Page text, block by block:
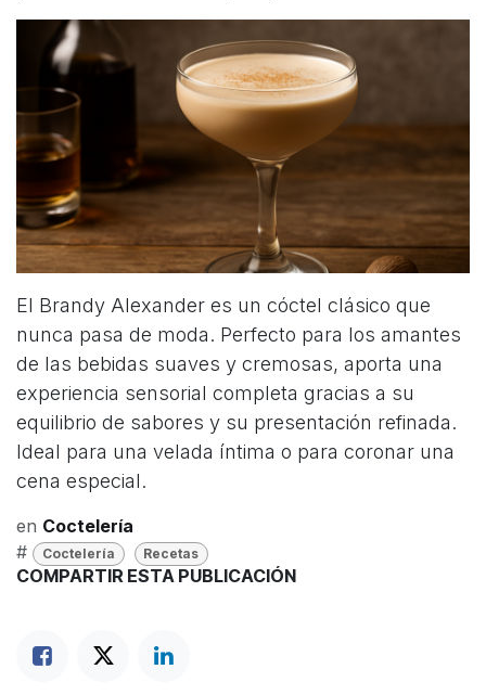
El Brandy Alexander es un cóctel clásico que
nunca pasa de moda. Perfecto para los amantes
de las bebidas suaves y cremosas, aporta una
experiencia sensorial completa gracias a su
equilibrio de sabores y su presentación refinada.
Ideal para una velada íntima o para coronar una
cena especial.
en Coctelería
#
Coctelería Recetas
COMPARTIR ESTA PUBLICACIÓN